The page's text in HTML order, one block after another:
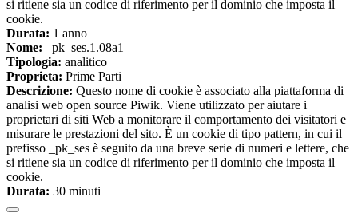
si ritiene sia un codice di riferimento per il dominio che imposta il
cookie.
Durata: 1 anno
Nome: _pk_ses.1.08a1
Tipologia: analitico
Proprieta: Prime Parti
Descrizione: Questo nome di cookie è associato alla piattaforma di
analisi web open source Piwik. Viene utilizzato per aiutare i
proprietari di siti Web a monitorare il comportamento dei visitatori e
misurare le prestazioni del sito. È un cookie di tipo pattern, in cui il
prefisso _pk_ses è seguito da una breve serie di numeri e lettere, che
si ritiene sia un codice di riferimento per il dominio che imposta il
cookie.
Durata: 30 minuti